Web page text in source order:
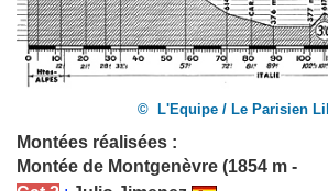
© L'Equipe / Le Parisien
Montées réalisées :
Montée de Montgenèvre (1854 m -